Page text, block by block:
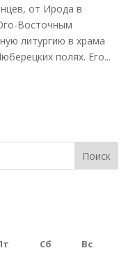
от Ирода в
Восточным
литургию в храма
полях. Его...
Поиск
Сб Вс